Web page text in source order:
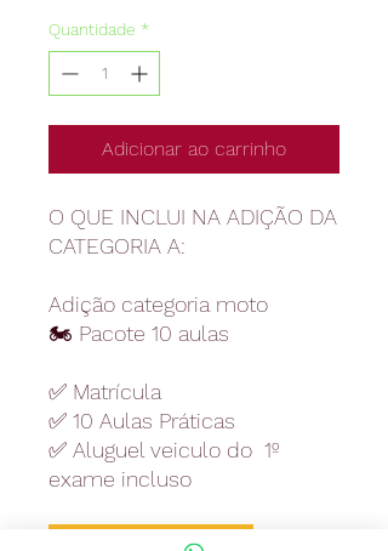
Quantidade *
Adicionar ao carrinho
O QUE INCLUI NA ADIÇÃO DA
CATEGORIA A:
Adição categoria moto
🏍️ Pacote 10 aulas
✅ Matrícula
✅ 10 Aulas Práticas
✅ Aluguel veiculo do 1º
exame incluso
Pagamentos à parte :